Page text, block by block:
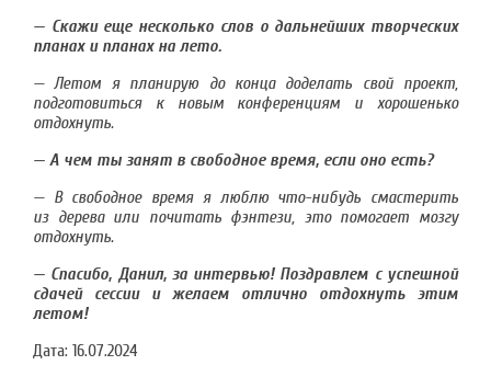
— Скажи еще несколько слов о дальнейших творческих
планах и планах на лето.
— Летом я планирую до конца доделать свой проект,
подготовиться к новым конференциям и хорошенько
отдохнуть.
— А чем ты занят в свободное время, если оно есть?
— В свободное время я люблю что-нибудь смастерить
из дерева или почитать фэнтези, это помогает мозгу
отдохнуть.
— Спасибо, Данил, за интервью! Поздравлем с успешной
сдачей сессии и желаем отлично отдохнуть этим
летом!
Дата: 16.07.2024